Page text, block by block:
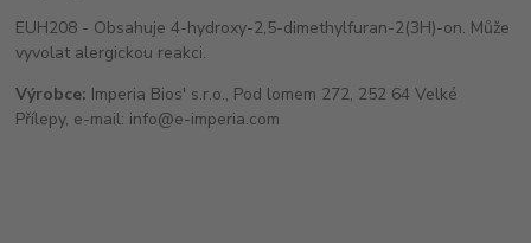
EUH208 - Obsahuje 4-hydroxy-2,5-dimethylfuran-2(3H)-on. Může
vyvolat alergickou reakci.
Výrobce: Imperia Bios' s.r.o., Pod lomem 272, 252 64 Velké
Přílepy, e-mail: info@e-imperia.com